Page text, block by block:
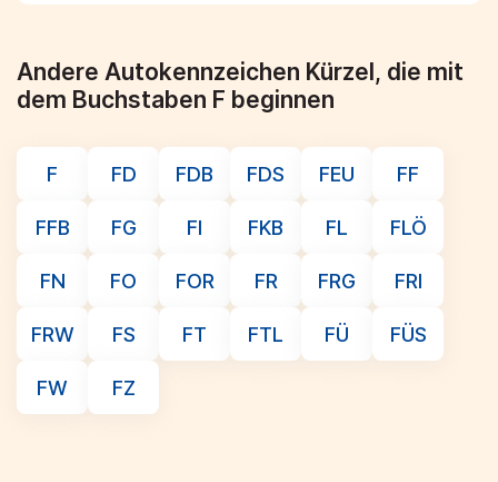
Andere Autokennzeichen Kürzel, die mit
dem Buchstaben F beginnen
F FD FDB FDS FEU FF
FFB FG FI FKB FL FLÖ
FN FO FOR FR FRG FRI
FRW FS FT FTL FÜ FÜS
FW FZ